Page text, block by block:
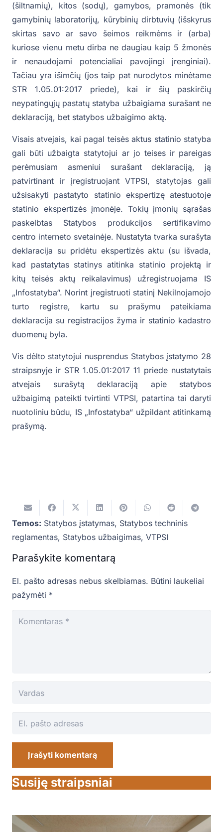
(šiltnamių), kitos (sodų), gamybos, pramonės (tik
gamybinių laboratorijų, kūrybinių dirbtuvių (išskyrus
skirtas savo ar savo šeimos reikmėms ir (arba)
kuriose vienu metu dirba ne daugiau kaip 5 žmonės
ir nenaudojami potencialiai pavojingi įrenginiai).
Tačiau yra išimčių (jos taip pat nurodytos minėtame
STR 1.05.01:2017 priede), kai ir šių paskirčių
neypatingųjų pastatų statyba užbaigiama surašant ne
deklaraciją, bet statybos užbaigimo aktą.
Visais atvejais, kai pagal teisės aktus statinio statyba
gali būti užbaigta statytojui ar jo teises ir pareigas
perėmusiam asmeniui surašant deklaraciją, ją
patvirtinant ir įregistruojant VTPSI, statytojas gali
užsisakyti pastatyto statinio ekspertizę atestuotoje
statinio ekspertizės įmonėje. Tokių įmonių sąrašas
paskelbtas Statybos produkcijos sertifikavimo
centro interneto svetainėje. Nustatyta tvarka surašyta
deklaracija su pridėtu ekspertizės aktu (su išvada,
kad pastatytas statinys atitinka statinio projektą ir
kitų teisės aktų reikalavimus) užregistruojama IS
„Infostatyba“. Norint įregistruoti statinį Nekilnojamojo
turto registre, kartu su prašymu pateikiama
deklaracija su registracijos žyma ir statinio kadastro
duomenų byla.
Vis dėlto statytojui nusprendus Statybos įstatymo 28
straipsnyje ir STR 1.05.01:2017 11 priede nustatytais
atvejais surašytą deklaraciją apie statybos
užbaigimą pateikti tvirtinti VTPSI, patartina tai daryti
nuotoliniu būdu, IS „Infostatyba“ užpildant atitinkamą
prašymą.
Temos: Statybos įstatymas, Statybos techninis
reglamentas, Statybos užbaigimas, VTPSI
Parašykite komentarą
El. pašto adresas nebus skelbiamas. Būtini laukeliai
pažymėti *
Įrašyti komentarą
Susiję straipsniai